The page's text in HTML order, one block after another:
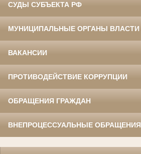
СУДЫ СУБЪЕКТА РФ
МУНИЦИПАЛЬНЫЕ ОРГАНЫ ВЛАСТИ
ВАКАНСИИ
ПРОТИВОДЕЙСТВИЕ КОРРУПЦИИ
ОБРАЩЕНИЯ ГРАЖДАН
ВНЕПРОЦЕССУАЛЬНЫЕ ОБРАЩЕНИЯ